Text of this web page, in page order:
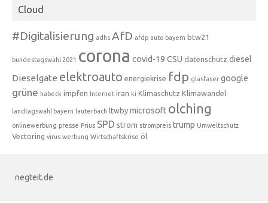
Cloud
#Digitalisierung adhs AfD afdp auto bayern btw21
bundestagswahl 2021 corona covid-19 CSU datenschutz diesel
Dieselgate elektroauto energiekrise fdp glasfaser google
grüne habeck impfen Internet iran ki Klimaschutz Klimawandel
landtagswahl bayern lauterbach ltwby microsoft olching
onlinewerbung presse Prius SPD strom strompreis trump Umweltschutz
Vectoring virus werbung Wirtschaftskrise öl
negteit.de